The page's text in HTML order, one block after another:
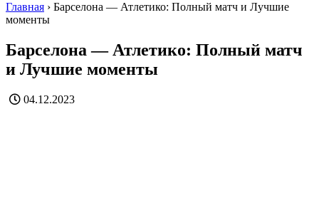
Главная › Барселона — Атлетико: Полный матч и Лучшие
моменты
Барселона — Атлетико: Полный матч
и Лучшие моменты
04.12.2023